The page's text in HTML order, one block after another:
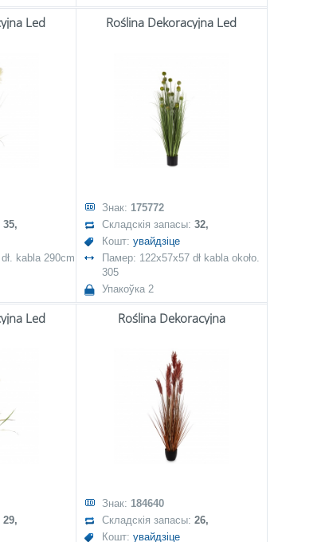
Led
35,
kabla 290cm
Roślina Dekoracyjna Led
Знак: 175772
Складскія запасы: 32,
Кошт: увайдзіце
Памер: 122x57x57 dł kabla około.
305
Упакоўка 2
Led
29,
Roślina Dekoracyjna
Знак: 184640
Складскія запасы: 26,
Кошт: увайдзіце